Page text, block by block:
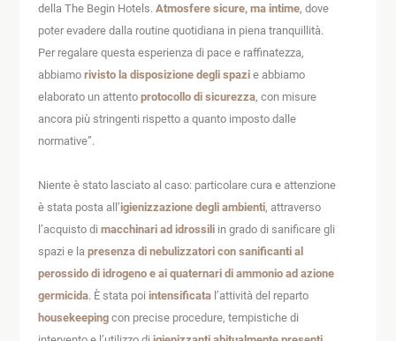
della The Begin Hotels. Atmosfere sicure, ma intime, dove
poter evadere dalla routine quotidiana in piena tranquillità.
Per regalare questa esperienza di pace e raffinatezza,
abbiamo rivisto la disposizione degli spazi e abbiamo
elaborato un attento protocollo di sicurezza, con misure
ancora più stringenti rispetto a quanto imposto dalle
normative”.
Niente è stato lasciato al caso: particolare cura e attenzione
è stata posta all’igienizzazione degli ambienti, attraverso
l’acquisto di macchinari ad idrossiliin grado di sanificare gli
spazi e la presenza di nebulizzatori con sanificanti al
perossido di idrogeno e ai quaternari di ammonio ad azione
germicida. È stata poi intensificatal’attività del reparto
housekeepingcon precise procedure, tempistiche di